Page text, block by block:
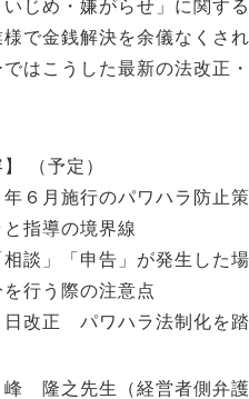
じめ・嫌がらせ」に関す
で金銭解決を余儀なくさ
はこうした最新の法改正
（予定）
年６月施行のパワハラ防止
と指導の境界線
相談」「申告」が発生した
を行う際の注意点
日改正 パワハラ法制化を
隆之先生（経営者側弁護